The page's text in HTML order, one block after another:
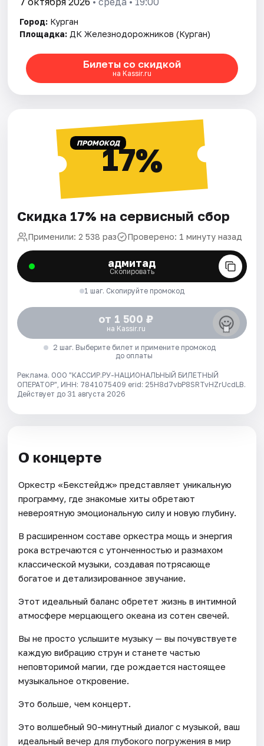
Город: Курган
Площадка: ДК Железнодорожников (Курган)
Билеты со скидкой
на Kassir.ru
ПРОМОКОД17%
Скидка 17% на сервисный сбор
Применили: 2 538 раз Проверено: 1 минуту назад
адмитад
Скопировать
1 шаг. Скопируйте промокод
от 1 500 ₽
на Kassir.ru
2 шаг. Выберите билет и примените промокод
до оплаты
Реклама. ООО "КАССИР.РУ-НАЦИОНАЛЬНЫЙ БИЛЕТНЫЙ
ОПЕРАТОР", ИНН: 7841075409 erid: 25H8d7vbP8SRTvHZrUcdLB.
Действует до 31 августа 2026
О концерте
Оркестр «Бекстейдж» представляет уникальную
программу, где знакомые хиты обретают
невероятную эмоциональную силу и новую глубину.
В расширенном составе оркестра мощь и энергия
рока встречаются с утонченностью и размахом
классической музыки, создавая потрясающе
богатое и детализированное звучание.
Этот идеальный баланс обретет жизнь в интимной
атмосфере мерцающего океана из сотен свечей.
Вы не просто услышите музыку — вы почувствуете
каждую вибрацию струн и станете частью
неповторимой магии, где рождается настоящее
музыкальное откровение.
Это больше, чем концерт.
Это волшебный 90-минутный диалог с музыкой, ваш
идеальный вечер для глубокого погружения в мир